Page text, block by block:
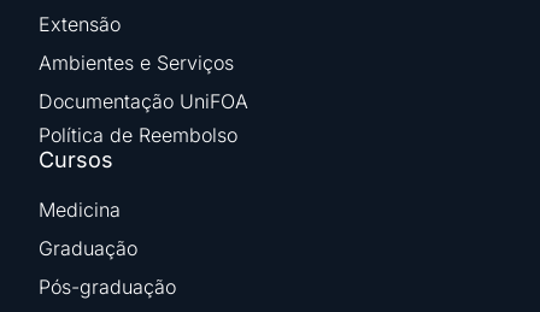
Extensão
Ambientes e Serviços
Documentação UniFOA
Política de Reembolso
Cursos
Medicina
Graduação
Pós-graduação